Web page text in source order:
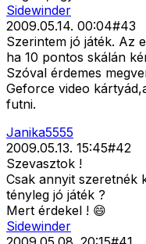
Sidewinder
2009.05.14. 00:04#43
Szerintem jó játék. Az
ha 10 pontos skálán
Szóval érdemes
Geforce video
futni.
Janika5555
2009.05.13. 15:45#42
Szevasztok !
Csak annyit szeretnék
tényleg jó játék ?
Mert érdekel ! 😄
Sidewinder